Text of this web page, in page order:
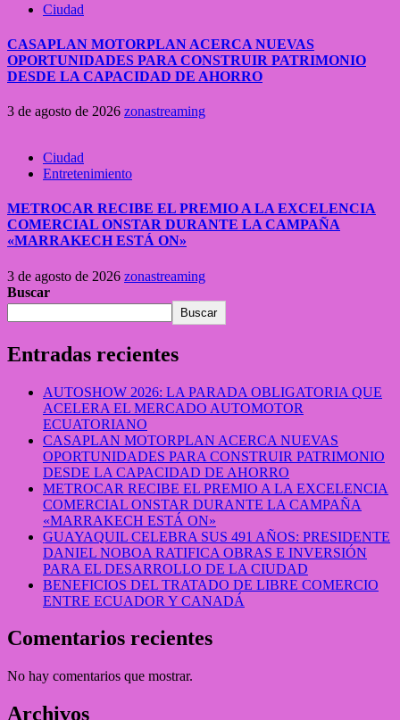
Ciudad
CASAPLAN MOTORPLAN ACERCA NUEVAS
OPORTUNIDADES PARA CONSTRUIR PATRIMONIO
DESDE LA CAPACIDAD DE AHORRO
3 de agosto de 2026 zonastreaming
Ciudad
Entretenimiento
METROCAR RECIBE EL PREMIO A LA EXCELENCIA
COMERCIAL ONSTAR DURANTE LA CAMPAÑA
«MARRAKECH ESTÁ ON»
3 de agosto de 2026 zonastreaming
Buscar
Buscar
Entradas recientes
AUTOSHOW 2026: LA PARADA OBLIGATORIA QUE
ACELERA EL MERCADO AUTOMOTOR
ECUATORIANO
CASAPLAN MOTORPLAN ACERCA NUEVAS
OPORTUNIDADES PARA CONSTRUIR PATRIMONIO
DESDE LA CAPACIDAD DE AHORRO
METROCAR RECIBE EL PREMIO A LA EXCELENCIA
COMERCIAL ONSTAR DURANTE LA CAMPAÑA
«MARRAKECH ESTÁ ON»
GUAYAQUIL CELEBRA SUS 491 AÑOS: PRESIDENTE
DANIEL NOBOA RATIFICA OBRAS E INVERSIÓN
PARA EL DESARROLLO DE LA CIUDAD
BENEFICIOS DEL TRATADO DE LIBRE COMERCIO
ENTRE ECUADOR Y CANADÁ
Comentarios recientes
No hay comentarios que mostrar.
Archivos